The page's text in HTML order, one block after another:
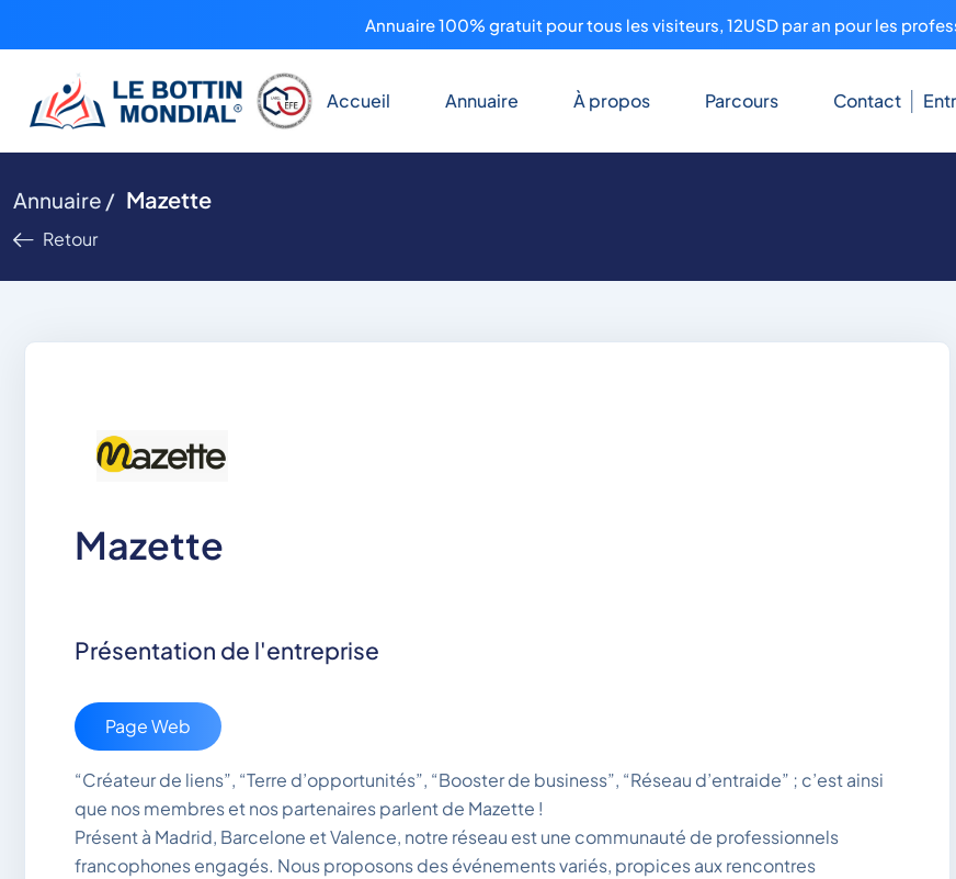
Annuaire 100% gratuit pour tous les visiteurs, 12USD par an pour les
Accueil Annuaire À propos Parcours Contact
Annuaire / Mazette
Retour
Mazette
Présentation de l'entreprise
Page Web
“Créateur de liens”, “Terre d’opportunités”, “Booster de business”, “Réseau d’entraide” ; c’est ainsi
que nos membres et nos partenaires parlent de Mazette !
Présent à Madrid, Barcelone et Valence, notre réseau est une communauté de professionnels
francophones engagés. Nous proposons des événements variés, propices aux rencontres